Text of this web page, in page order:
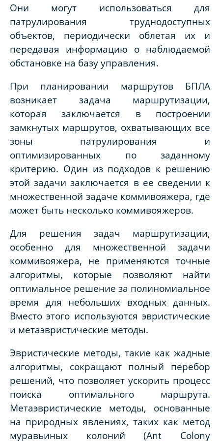
Они могут использоваться для
патрулирования труднодоступных
объектов, периодически облетая их и
передавая информацию о наблюдаемой
обстановке на базу управления.
При планировании маршрутов БПЛА
возникает задача маршрутизации,
которая заключается в построении
замкнутых маршрутов, охватывающих все
зоны патрулирования и
оптимизированных по заданному
критерию. Один из подходов к решению
этой задачи заключается в ее сведении к
множественной задаче коммивояжера, где
может быть несколько коммивояжеров.
Для решения задач маршрутизации,
особенно для множественной задачи
коммивояжера, не применяются точные
алгоритмы, которые позволяют найти
оптимальное решение за полиномиальное
время для небольших входных данных.
Вместо этого используются эвристические
и метаэвристические методы.
Эвристические методы, такие как жадные
алгоритмы, сокращают полный перебор
решений, что позволяет ускорить процесс
поиска оптимального маршрута.
Метаэвристические методы, основанные
на природных явлениях, таких как метод
муравьиных колоний (Ant Colony